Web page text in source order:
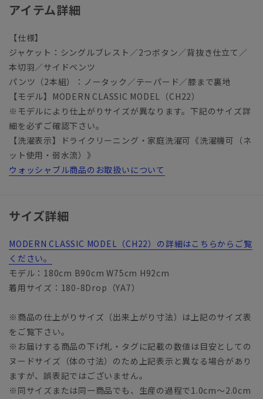
アイテム詳細
【仕様】
ジャケット：シングルブレスト／2つボタン／背抜き仕立て／
本切羽／サイドベンツ
パンツ（2本組）：ノータック／テーパード／膝まで裏地
【モデル】MODERN CLASSIC MODEL（CH22）
※モデルにより仕上がりサイズが異なります。下記のサイズ詳
細を必ずご確認下さい。
【洗濯表示】ドライクリーニング・家庭洗濯可《洗濯機可（ネ
ット使用・弱水流）》
ウォッシャブル商品のお取扱いについて
サイズ詳細
MODERN CLASSIC MODEL（CH22）の詳細はこちらからご覧
ください。
モデル：180cm B90cm W75cm H92cm
着用サイズ：180-8Drop（YA7）
※商品の仕上がりサイズ（出来上がり寸法）は上記のサイズ表
をご覧下さい。
※お届けする商品の下げ札・タグに記載の数値は目安としての
ヌードサイズ（体の寸法）のため上記表示と異なる場合があり
ますが、誤表記ではございません。
※同サイズまたは同一商品でも、生産の過程で1.0cm～2.0cm